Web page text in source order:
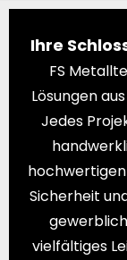
Ihre
FS
Lösungen
Jedes
Sicherheit
vielfältiges